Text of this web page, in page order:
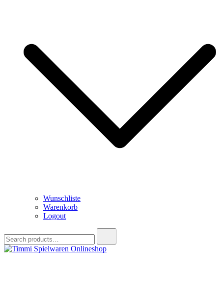
Wunschliste
Warenkorb
Logout
for: